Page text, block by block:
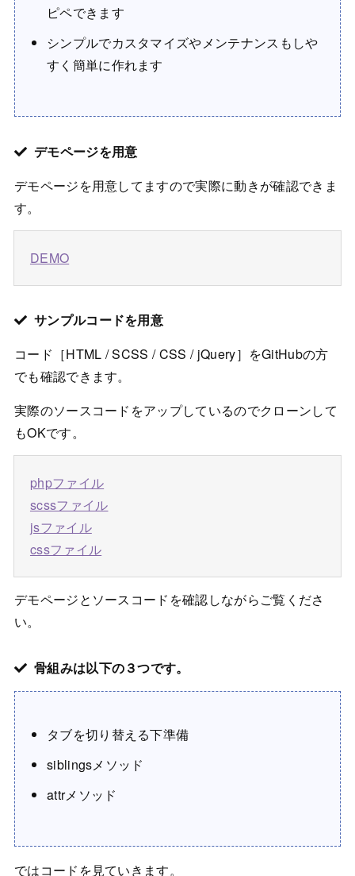
ピペできます
シンプルでカスタマイズやメンテナンスもしや
すく簡単に作れます
デモページを用意
デモページを用意してますので実際に動きが確認できま
す。
DEMO
サンプルコードを用意
コード［HTML / SCSS / CSS / jQuery］をGitHubの方
でも確認できます。
実際のソースコードをアップしているのでクローンして
もOKです。
phpファイル
scssファイル
jsファイル
cssファイル
デモページとソースコードを確認しながらご覧くださ
い。
骨組みは以下の３つです。
タブを切り替える下準備
siblingsメソッド
attrメソッド
ではコードを見ていきます。